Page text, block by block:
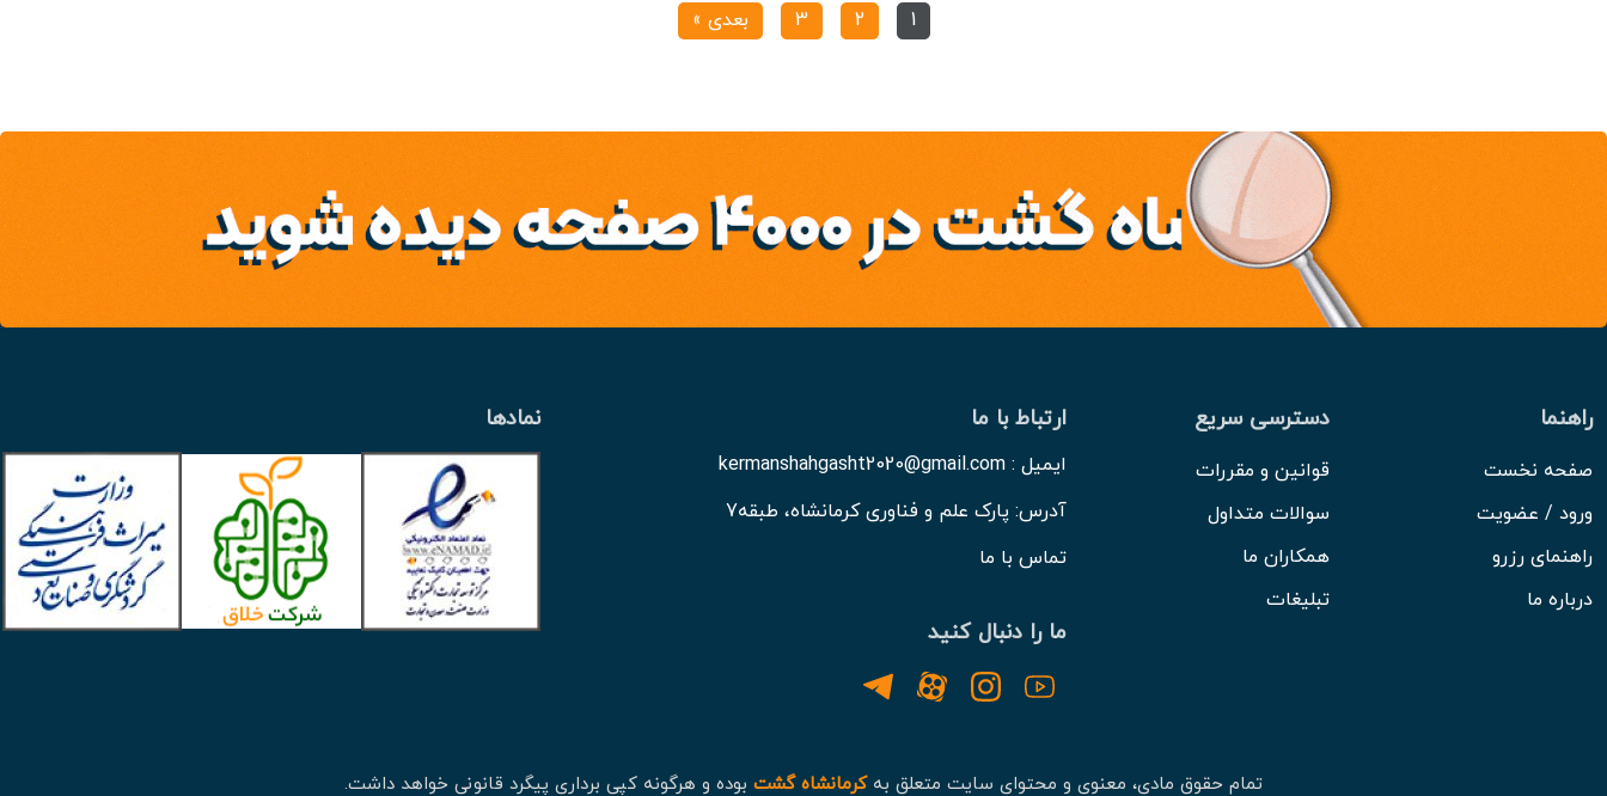
1
2
3 بعدی »
راهنما
صفحه نخست
ورود / عضویت
راهنمای رزرو
درباره ما
دسترسی سریع
قوانین و مقررات
سوالات متداول
همکاران ما
تبلیغات
ارتباط با ما
ایمیل : kermanshahgasht2020@gmail.com
آدرس: پارک علم و فناوری کرمانشاه، طبقه7
تماس با ما
ما را دنبال کنید
نمادها
تمام حقوق مادی، معنوی و محتوای سایت متعلق بهکرمانشاه گشت بوده و هرگونه کپی برداری پیگرد قانونی خواهد داشت.